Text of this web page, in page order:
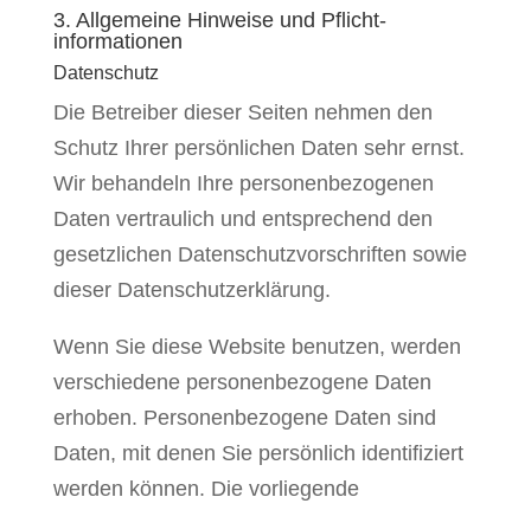
3. Allgemeine Hinweise und Pflicht­
informationen
Datenschutz
Die Betreiber dieser Seiten nehmen den
Schutz Ihrer persönlichen Daten sehr ernst.
Wir behandeln Ihre personenbezogenen
Daten vertraulich und entsprechend den
gesetzlichen Datenschutzvorschriften sowie
dieser Datenschutzerklärung.
Wenn Sie diese Website benutzen, werden
verschiedene personenbezogene Daten
erhoben. Personenbezogene Daten sind
Daten, mit denen Sie persönlich identifiziert
werden können. Die vorliegende